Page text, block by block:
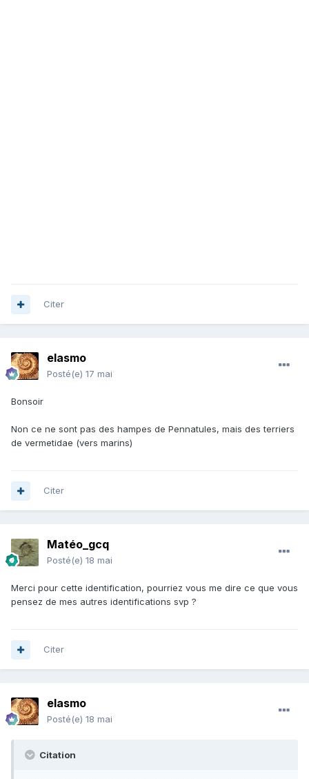
Citer
elasmo
Posté(e) 17 mai
Bonsoir
Non ce ne sont pas des hampes de Pennatules, mais des terriers
de vermetidae (vers marins)
Citer
Matéo_gcq
Posté(e) 18 mai
Merci pour cette identification, pourriez vous me dire ce que vous
pensez de mes autres identifications svp ?
Citer
elasmo
Posté(e) 18 mai
Citation